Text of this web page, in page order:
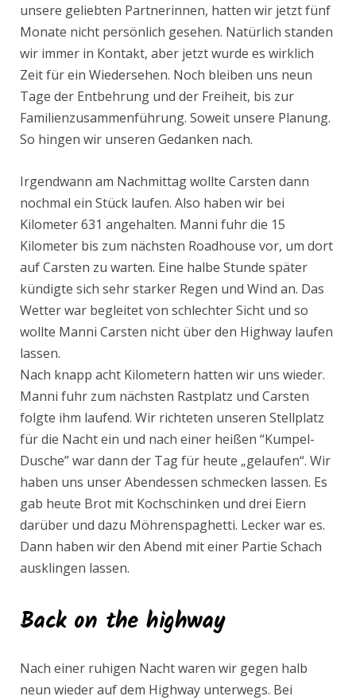
unsere geliebten Partnerinnen, hatten wir jetzt fünf
Monate nicht persönlich gesehen. Natürlich standen
wir immer in Kontakt, aber jetzt wurde es wirklich
Zeit für ein Wiedersehen. Noch bleiben uns neun
Tage der Entbehrung und der Freiheit, bis zur
Familienzusammenführung. Soweit unsere Planung.
So hingen wir unseren Gedanken nach.
Irgendwann am Nachmittag wollte Carsten dann
nochmal ein Stück laufen. Also haben wir bei
Kilometer 631 angehalten. Manni fuhr die 15
Kilometer bis zum nächsten Roadhouse vor, um dort
auf Carsten zu warten. Eine halbe Stunde später
kündigte sich sehr starker Regen und Wind an. Das
Wetter war begleitet von schlechter Sicht und so
wollte Manni Carsten nicht über den Highway laufen
lassen.
Nach knapp acht Kilometern hatten wir uns wieder.
Manni fuhr zum nächsten Rastplatz und Carsten
folgte ihm laufend. Wir richteten unseren Stellplatz
für die Nacht ein und nach einer heißen “Kumpel-
Dusche” war dann der Tag für heute „gelaufen“. Wir
haben uns unser Abendessen schmecken lassen. Es
gab heute Brot mit Kochschinken und drei Eiern
darüber und dazu Möhrenspaghetti. Lecker war es.
Dann haben wir den Abend mit einer Partie Schach
ausklingen lassen.
Back on the highway
Nach einer ruhigen Nacht waren wir gegen halb
neun wieder auf dem Highway unterwegs. Bei